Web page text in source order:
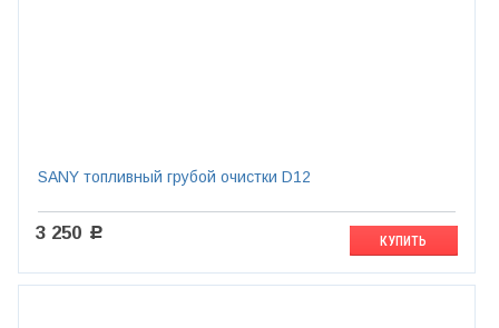
SANY топливный грубой очистки D12
3 250 c
КУПИТЬ